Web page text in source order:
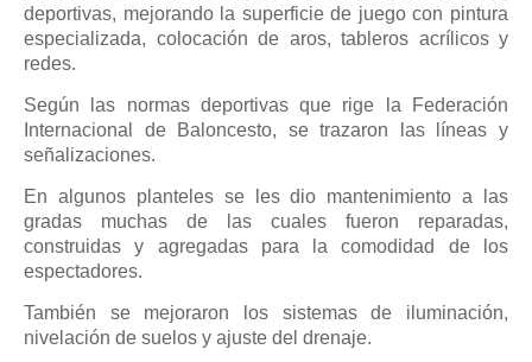
deportivas, mejorando la superficie de juego con pintura
especializada, colocación de aros, tableros acrílicos y
redes.
Según las normas deportivas que rige la Federación
Internacional de Baloncesto, se trazaron las líneas y
señalizaciones.
En algunos planteles se les dio mantenimiento a las
gradas muchas de las cuales fueron reparadas,
construidas y agregadas para la comodidad de los
espectadores.
También se mejoraron los sistemas de iluminación,
nivelación de suelos y ajuste del drenaje.